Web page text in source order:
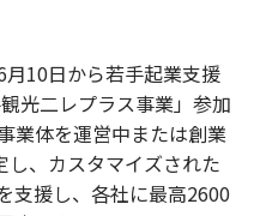
10日から若手起業支援
光二レプラス事業」参加
業体を運営中または創業
、カスタマイズされた
支援し、各社に最高2600